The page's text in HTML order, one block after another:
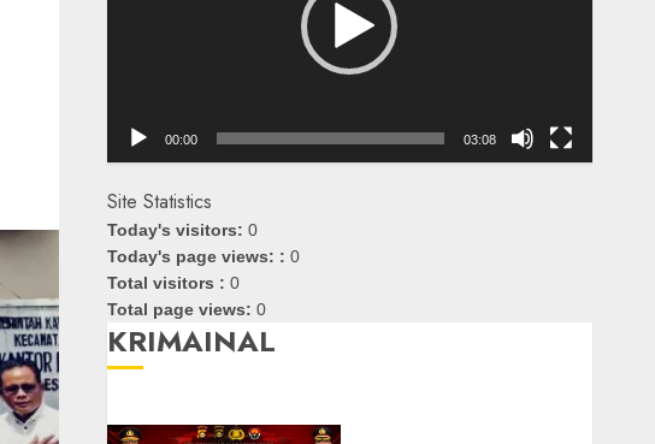
00:00 03:08
Site Statistics
Today's visitors: 0
Today's page views: : 0
Total visitors : 0
Total page views: 0
KRIMAINAL